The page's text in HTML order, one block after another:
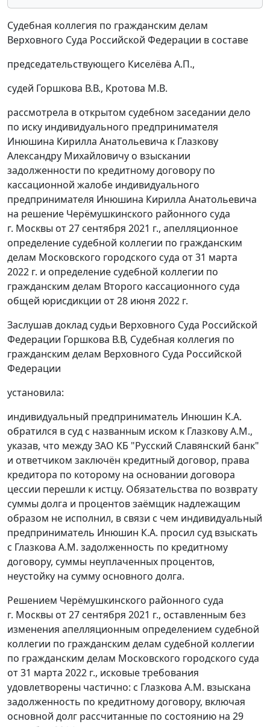
Судебная коллегия по гражданским делам
Верховного Суда Российской Федерации в составе
председательствующего Киселёва А.П.,
судей Горшкова В.В., Кротова M.B.
рассмотрела в открытом судебном заседании дело
по иску индивидуального предпринимателя
Инюшина Кирилла Анатольевича к Глазкову
Александру Михайловичу о взыскании
задолженности по кредитному договору по
кассационной жалобе индивидуального
предпринимателя Инюшина Кирилла Анатольевича
на решение Черёмушкинского районного суда
г. Москвы от 27 сентября 2021 г., апелляционное
определение судебной коллегии по гражданским
делам Московского городского суда от 31 марта
2022 г. и определение судебной коллегии по
гражданским делам Второго кассационного суда
общей юрисдикции от 28 июня 2022 г.
Заслушав доклад судьи Верховного Суда Российской
Федерации Горшкова В.В, Судебная коллегия по
гражданским делам Верховного Суда Российской
Федерации
установила:
индивидуальный предприниматель Инюшин К.А.
обратился в суд с названным иском к Глазкову A.M.,
указав, что между ЗАО КБ "Русский Славянский банк"
и ответчиком заключён кредитный договор, права
кредитора по которому на основании договора
цессии перешли к истцу. Обязательства по возврату
суммы долга и процентов заёмщик надлежащим
образом не исполнил, в связи с чем индивидуальный
предприниматель Инюшин К.А. просил суд взыскать
с Глазкова A.M. задолженность по кредитному
договору, суммы неуплаченных процентов,
неустойку на сумму основного долга.
Решением Черёмушкинского районного суда
г. Москвы от 27 сентября 2021 г., оставленным без
изменения апелляционным определением судебной
коллегии по гражданским делам судебной коллегии
по гражданским делам Московского городского суда
от 31 марта 2022 г., исковые требования
удовлетворены частично: с Глазкова A.M. взыскана
задолженность по кредитному договору, включая
основной долг рассчитанные по состоянию на 29